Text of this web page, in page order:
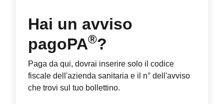
Hai un avviso
pagoPA®?
Paga da qui, dovrai inserire solo il codice
fiscale dell'azienda sanitaria e il n° dell'avviso
che trovi sul tuo bollettino.